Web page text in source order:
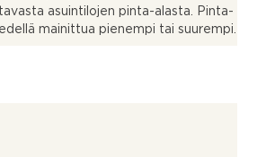
asuintilojen pinta-alasta. Pinta-
mainittua pienempi tai suurempi.